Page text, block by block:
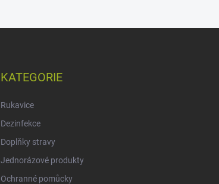
KATEGORIE
Rukavice
Dezinfekce
Doplňky stravy
Jednorázové produkty
Ochranné pomůcky